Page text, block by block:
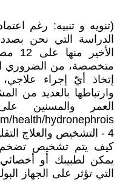
الدراسة التي نحن
متخصصة، من الضروري
إتخاذ أيّ إجراء
وارتباطها بالعديد من
العمر والمسنين
health/hydronephrois )
4 - التشخيص والعلاج التقليدي
يمكن لطبيبك أو أخصائي